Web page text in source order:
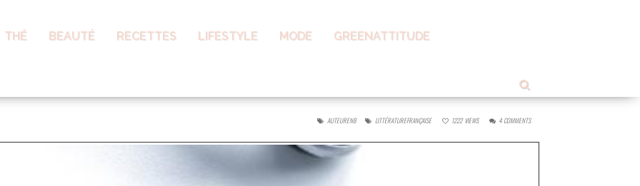
THÉ BEAUTÉ RECETTES LIFESTYLE MODE GREENATTITUDE
AUTEURENB LITTÉRATUREFRANÇAISE 1222 VIEWS 4 COMMENTS